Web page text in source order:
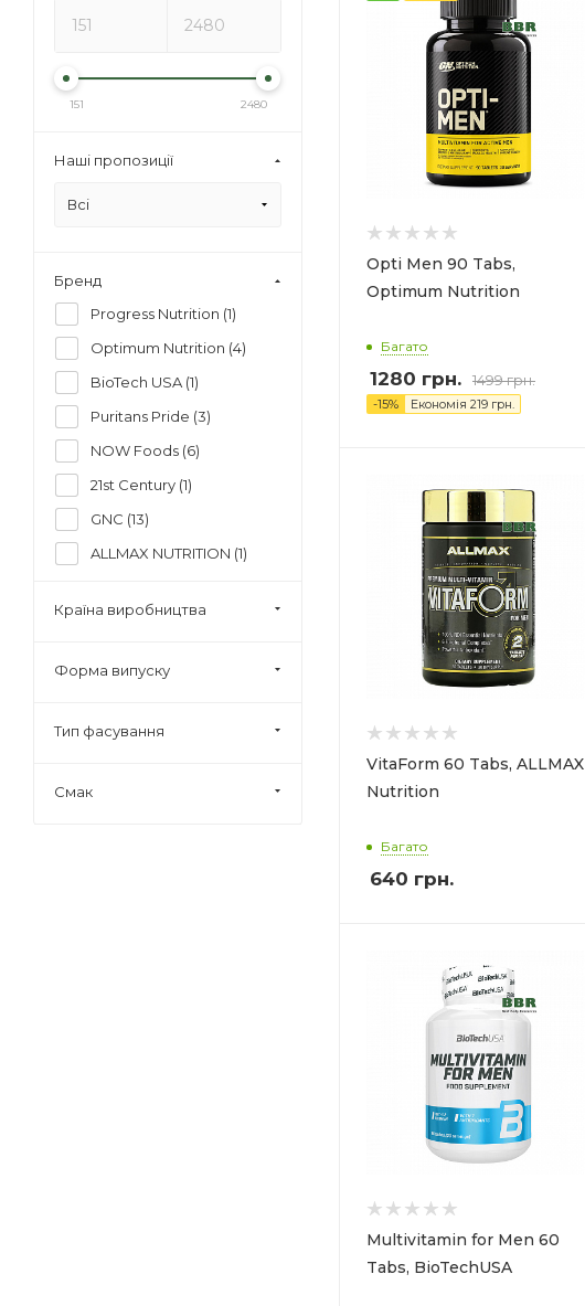
Opti Men 90 Tabs,
Optimum Nutrition
Багато
1280 грн. 1499 грн.
-15% Економія 219 грн.
VitaForm 60 Tabs, ALLMAX
Nutrition
Багато
640 грн.
Multivitamin for Men 60
Tabs, BioTechUSA
151 2480
Наші пропозиції
Всі
Бренд
Progress Nutrition (1)
Optimum Nutrition (4)
BioTech USA (1)
Puritans Pride (3)
NOW Foods (6)
21st Century (1)
GNC (13)
ALLMAX NUTRITION (1)
Swanson (
Країна виробництва
Форма випуску
Тип фасування
Смак